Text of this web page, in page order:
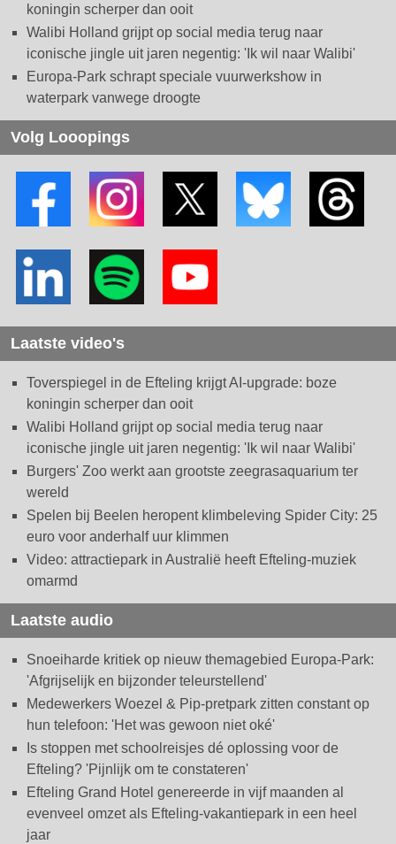
koningin scherper dan ooit
Walibi Holland grijpt op social media terug naar
iconische jingle uit jaren negentig: 'Ik wil naar Walibi'
Europa-Park schrapt speciale vuurwerkshow in
waterpark vanwege droogte
Volg Looopings
Laatste video's
Toverspiegel in de Efteling krijgt AI-upgrade: boze
koningin scherper dan ooit
Walibi Holland grijpt op social media terug naar
iconische jingle uit jaren negentig: 'Ik wil naar Walibi'
Burgers' Zoo werkt aan grootste zeegrasaquarium ter
wereld
Spelen bij Beelen heropent klimbeleving Spider City: 25
euro voor anderhalf uur klimmen
Video: attractiepark in Australië heeft Efteling-muziek
omarmd
Laatste audio
Snoeiharde kritiek op nieuw themagebied Europa-Park:
'Afgrijselijk en bijzonder teleurstellend'
Medewerkers Woezel & Pip-pretpark zitten constant op
hun telefoon: 'Het was gewoon niet oké'
Is stoppen met schoolreisjes dé oplossing voor de
Efteling? 'Pijnlijk om te constateren'
Efteling Grand Hotel genereerde in vijf maanden al
evenveel omzet als Efteling-vakantiepark in een heel
jaar